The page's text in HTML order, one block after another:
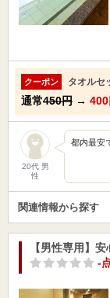
クーポン タオルセ
通常450円 → 400
20代 男
性
都内最安
関連情報から探す
【男性専用】
-